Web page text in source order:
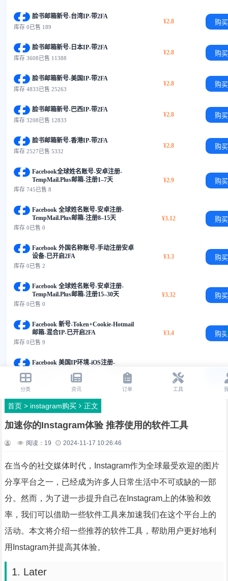
首页> instagram购买 正文
加速你的Instagram体验 推荐使用的软件工具
阅读： 19 2024-11-17 10:26:46
在当今的社交媒体时代，Instagram作为全球最受欢迎的图片
分享平台之一，已经成为许多人日常生活中不可或缺的一部
分。然而，为了进一步提升自己在Instagram上的体验和效
率，我们可以借助一些软件工具来加速我们在这个平台上的
活动。本文将介绍一些推荐的软件工具，帮助用户更好地利
用Instagram并提高其体验。
1. Later